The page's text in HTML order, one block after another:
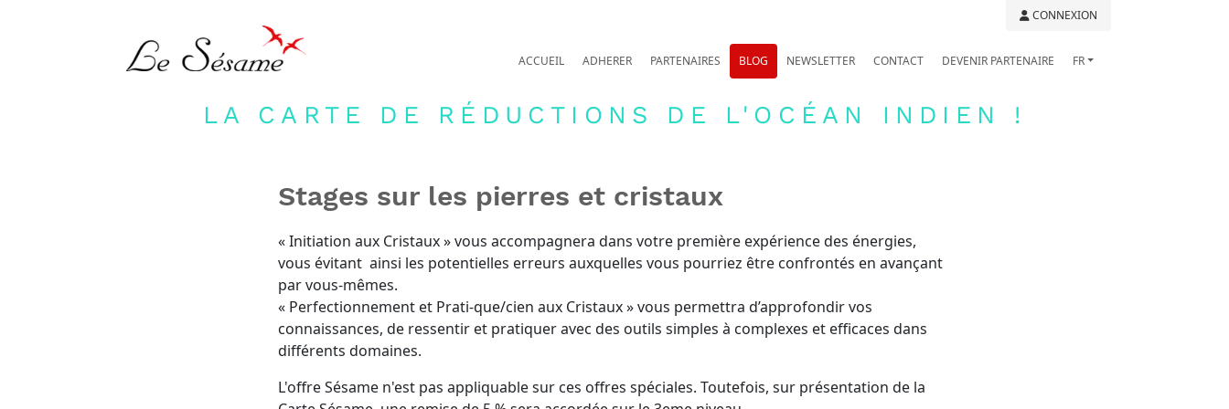
CONNEXION
ACCUEIL ADHERER PARTENAIRES BLOG NEWSLETTER CONTACT DEVENIR PARTENAIRE FR
LA CARTE DE RÉDUCTIONS DE L'OCÉAN INDIEN !
Stages sur les pierres et cristaux
« Initiation aux Cristaux » vous accompagnera dans votre première expérience des énergies,
vous évitant ainsi les potentielles erreurs auxquelles vous pourriez être confrontés en avançant
par vous-mêmes.
« Perfectionnement et Prati-que/cien aux Cristaux » vous permettra d’approfondir vos
connaissances, de ressentir et pratiquer avec des outils simples à complexes et efficaces dans
différents domaines.
L'offre Sésame n'est pas appliquable sur ces offres spéciales. Toutefois, sur présentation de la